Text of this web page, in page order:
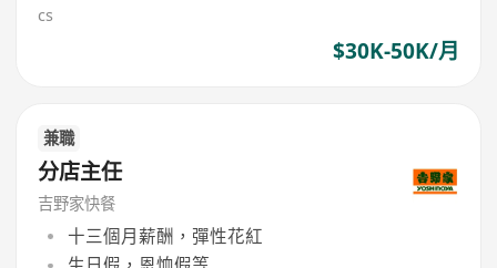
cs
$30K-50K/月
兼職
分店主任
吉野家快餐
十三個月薪酬，彈性花紅